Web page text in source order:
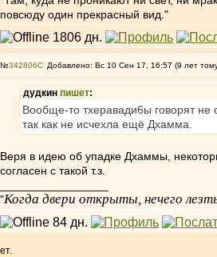
повсюду один прекрасный вид."
№342806 Добавлено: Вс 10 Сен 17, 16:57 (9 лет
дудкин пишет:
Вообще-то тхеравади6ы говорят
так как не исчехла ещё Дхамма.
Веря в идею об упадке Дхаммы,
согласен с такой т.з.
"Когда двери открыты, нечего